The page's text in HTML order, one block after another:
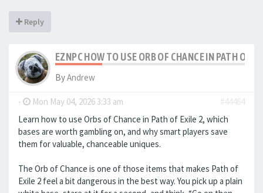
Reply
EZNPC HOW TO USE ORB OF CHANCE IN PATH OF
ByAndrew
- Mon May 04, 2026 3:33 am
#44464
Learn how to use Orbs of Chance in Path of Exile 2, which
bases are worth gambling on, and why smart players save
them for valuable, chanceable uniques.
The Orb of Chance is one of those items that makes Path of
Exile 2 feel a bit dangerous in the best way. You pick up a plain